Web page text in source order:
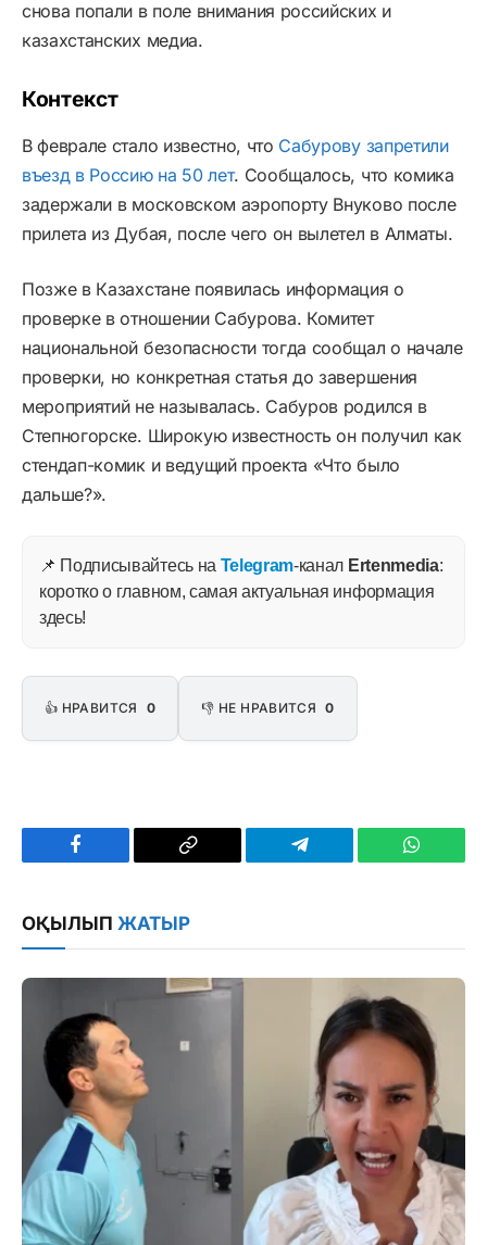
снова попали в поле внимания российских и
казахстанских медиа.
Контекст
В феврале стало известно, что Сабурову запретили
въезд в Россию на 50 лет. Сообщалось, что комика
задержали в московском аэропорту Внуково после
прилета из Дубая, после чего он вылетел в Алматы.
Позже в Казахстане появилась информация о
проверке в отношении Сабурова. Комитет
национальной безопасности тогда сообщал о начале
проверки, но конкретная статья до завершения
мероприятий не называлась. Сабуров родился в
Степногорске. Широкую известность он получил как
стендап-комик и ведущий проекта «Что было
дальше?».
📌 Подписывайтесь на Telegram-канал Ertenmedia:
коротко о главном, самая актуальная информация
здесь!
👍 НРАВИТСЯ 0 👎 НЕ НРАВИТСЯ 0
Facebook
Copy
Telegram
ОҚЫЛЫП ЖАТЫР